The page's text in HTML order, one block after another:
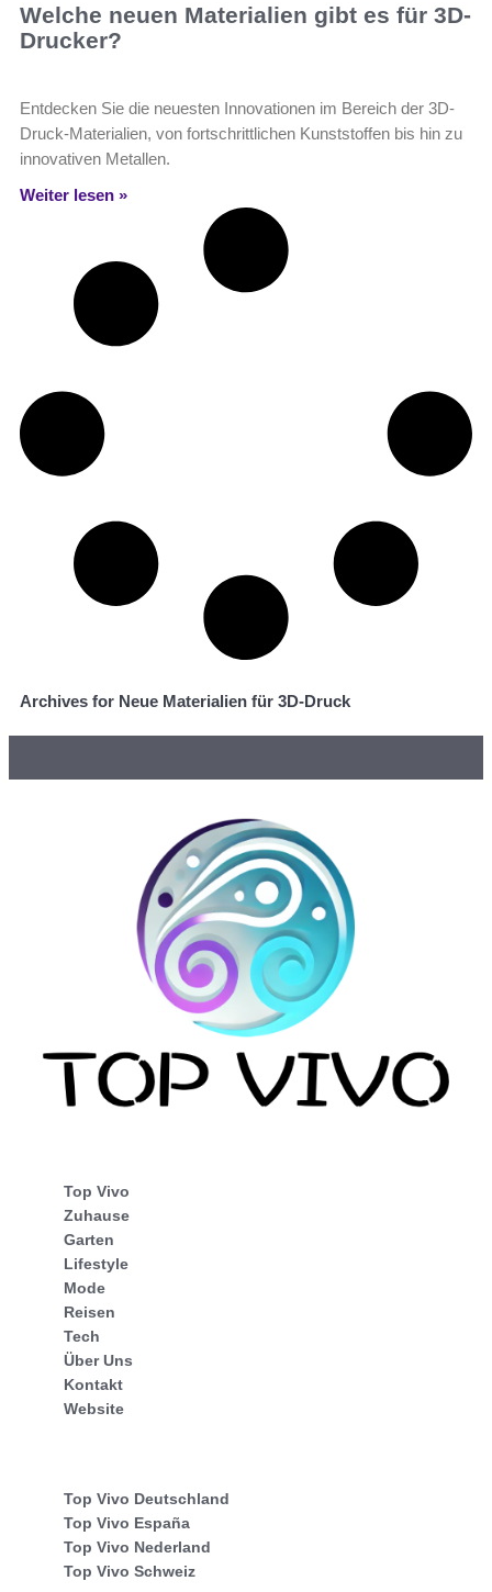
Welche neuen Materialien gibt es für 3D-
Drucker?
Entdecken Sie die neuesten Innovationen im Bereich der 3D-
Druck-Materialien, von fortschrittlichen Kunststoffen bis hin zu
innovativen Metallen.
Weiter lesen »
Archives for Neue Materialien für 3D-Druck
Top Vivo
Zuhause
Garten
Lifestyle
Mode
Reisen
Tech
Über Uns
Kontakt
Website
Top Vivo Deutschland
Top Vivo España
Top Vivo Nederland
Top Vivo Schweiz